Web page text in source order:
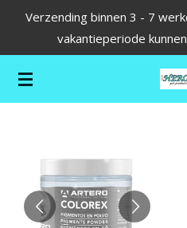
de
hoofdinhoud
Verzending binnen 3 - 7
vakantieperiode